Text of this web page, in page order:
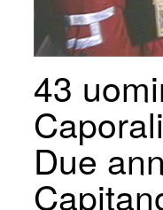
43
Due